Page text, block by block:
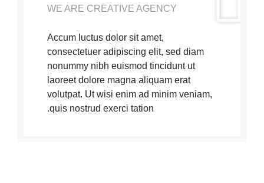
WE ARE CREATIVE AGENCY
Accum luctus dolor sit amet,
consectetuer adipiscing elit, sed diam
nonummy nibh euismod tincidunt ut
laoreet dolore magna aliquam erat
volutpat. Ut wisi enim ad minim veniam,
quis nostrud exerci tation.